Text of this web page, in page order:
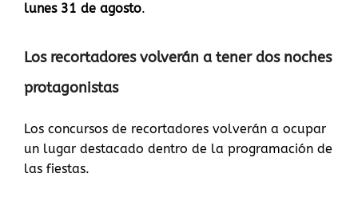
lunes 31 de agosto.
Los recortadores volverán a tener dos noches
protagonistas
Los concursos de recortadores volverán a ocupar
un lugar destacado dentro de la programación de
las fiestas.